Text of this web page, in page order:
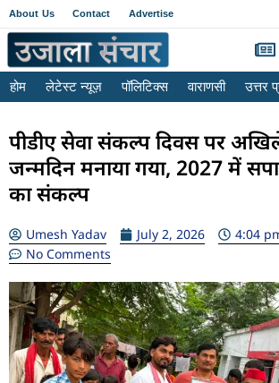
About Us Contact Advertise
होम लेटेस्ट न्यूज़ पॉलिटिक्स वाराणसी उत्तर
पीडीए सेवा संकल्प दिवस पर
जन्मदिन मनाया गया, 2027 में
का संकल्प
Umesh Yadav July 2, 2026
4:04
No Comments